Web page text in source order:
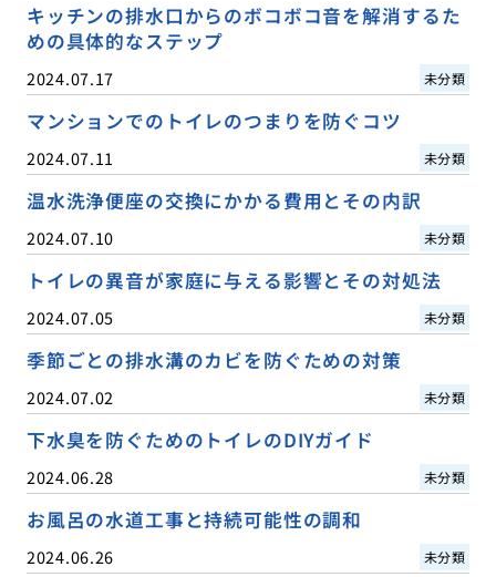
キッチンの排水口からのボコボコ音を解消するた
めの具体的なステップ
2024.07.17 未分類
マンションでのトイレのつまりを防ぐコツ
2024.07.11 未分類
温水洗浄便座の交換にかかる費用とその内訳
2024.07.10 未分類
トイレの異音が家庭に与える影響とその対処法
2024.07.05 未分類
季節ごとの排水溝のカビを防ぐための対策
2024.07.02 未分類
下水臭を防ぐためのトイレのDIYガイド
2024.06.28 未分類
お風呂の水道工事と持続可能性の調和
2024.06.26 未分類